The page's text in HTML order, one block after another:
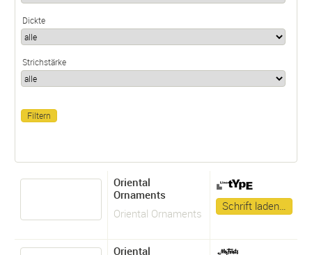
Dickte
Strichstärke
Oriental
Ornaments
Oriental Ornaments
Schrift laden…
Oriental